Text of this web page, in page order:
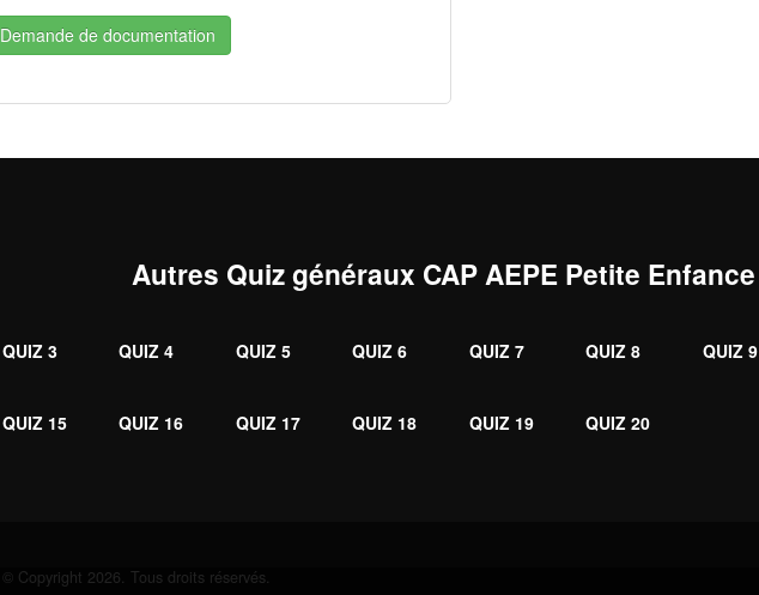
Demande de documentation
Autres Quiz généraux CAP AEPE Petite Enfance
QUIZ 3 QUIZ 4 QUIZ 5 QUIZ 6 QUIZ 7 QUIZ 8 QUIZ 9
QUIZ 15 QUIZ 16 QUIZ 17 QUIZ 18 QUIZ 19 QUIZ 20
© Copyright 2026. Tous droits réservés.